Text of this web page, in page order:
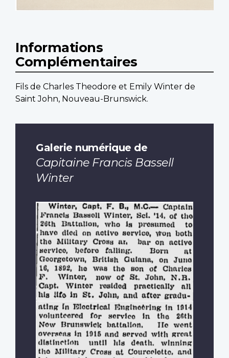
Informations
Complémentaires
Fils de Charles Theodore et Emily Winter de
Saint John, Nouveau-Brunswick.
Galerie numérique de
Capitaine Francis Bassell
Winter